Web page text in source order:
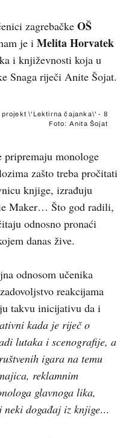
zagrebačke OŠ
je i Melita Horvatek
i književnosti koja u
Snaga riječi Anite Šojat.
projekt \'Lektirna čajanka\' - 8
Foto: Anita Šojat
monologe
zašto treba pročitati
knjige, izrađuju
Maker… Što god radili,
odnosno pronaći
danas žive.
odnosom učenika
reakcijama
takvu inicijativu da i
kada je riječ o
lutaka i scenografije, a
igara na temu
reklamnim
glavnoga lika,
događaj iz knjige...